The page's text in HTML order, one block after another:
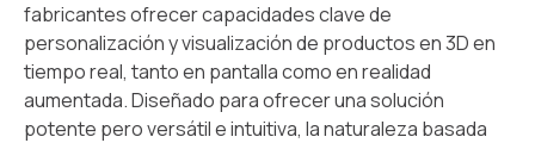
fabricantes ofrecer capacidades clave de
personalización y visualización de productos en 3D en
tiempo real, tanto en pantalla como en realidad
aumentada. Diseñado para ofrecer una solución
potente pero versátil e intuitiva, la naturaleza basada